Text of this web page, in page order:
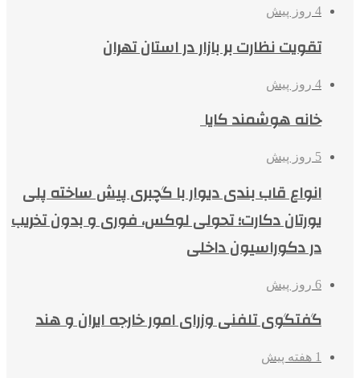
4 روز پیش
تقویت نظارت بر بازار در استان تهران
4 روز پیش
خانه هوشمند کایا
5 روز پیش
انواع قاب بندی دیوار با گچبری پیش ساخته پلی
یورتان دکارت؛ تحولی لوکس، فوری و بدون تخریب
در دکوراسیون داخلی
6 روز پیش
گفتگوی تلفنی وزرای امور خارجه ایران و هند
1 هفته پیش